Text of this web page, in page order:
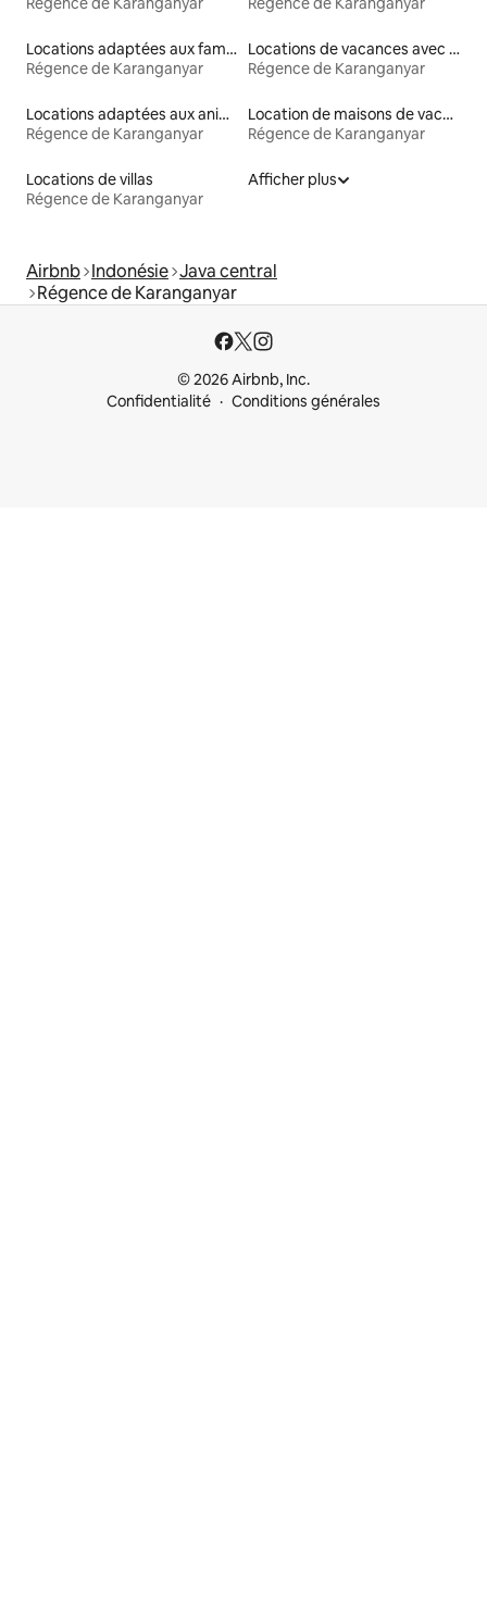
Locations adaptées aux familles
Régence de Karanganyar
Locations de vacances avec piscine
Régence de Karanganyar
Locations adaptées aux animaux
Régence de Karanganyar
Location de maisons de vacances
Régence de Karanganyar
Locations de villas
Régence de Karanganyar
Afficher plus
Airbnb Indonésie Java central
Régence de Karanganyar
© 2026 Airbnb, Inc.
Confidentialité
Conditions générales